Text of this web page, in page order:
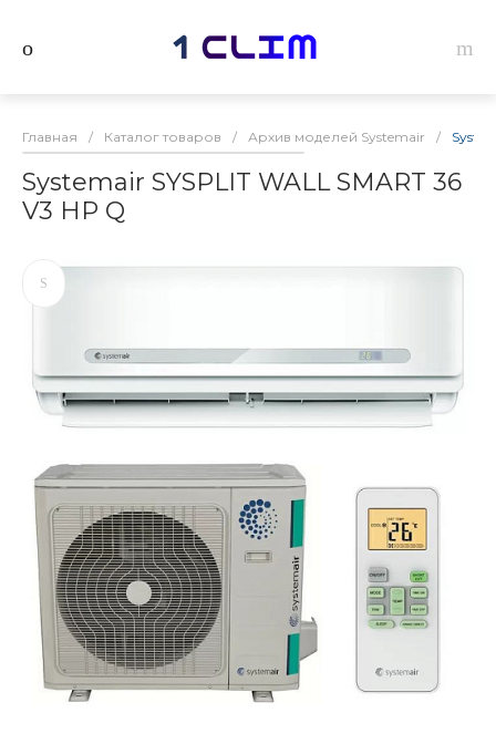
Главная / Каталог товаров / Архив моделей Systemair /
Systemair SYSPLIT WALL SMART 36
V3 HP Q